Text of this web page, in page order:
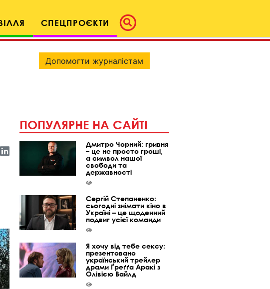
СПЕЦПРОЄКТИ
Допомогти журналістам
ПОПУЛЯРНЕ НА САЙТІ
Дмитро Чорний: гривня
– це не просто гроші,
а символ нашої
свободи та
державності
Сергій Степаненко:
сьогодні знімати кіно в
Україні – це щоденний
подвиг усієї команди
Я хочу від тебе сексу:
презентовано
український трейлер
драми Ґреґґа Аракі з
Олівією Вайлд